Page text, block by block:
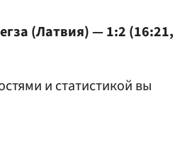
(Латвия) — 1:2 (16:21,
и статистикой вы